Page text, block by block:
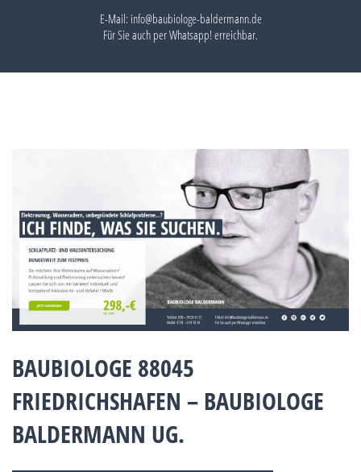
E-Mail: info@baubiologe-baldermann.de
Für Sie auch perWhatsapp!erreichbar.
BAUBIOLOGE 88045
FRIEDRICHSHAFEN – BAUBIOLOGE
BALDERMANN UG.